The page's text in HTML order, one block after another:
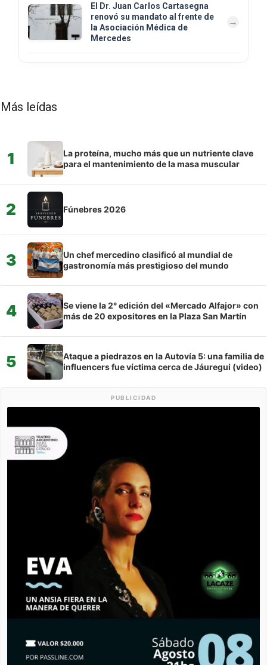
El Dr. Juan Carlos Cartasegna
renovó su mandato al frente de
la Asociación Médica de
Mercedes
Más leídas
1
La proteína, mucho más que un nutriente clave
para el mantenimiento de la masa muscular
2 Fúnebres 2026
3
Un chef mercedino clasificó al mundial de
gastronomía más prestigioso del mundo
4
Se viene la 2° edición del «Mercado Alfajor» con
más de 20 expositores en la Plaza San Martín
5
Ataque a piedrazos en la Autovía 5: una familia de
influencers fue víctima cerca de Jáuregui (video)
PUBLICIDAD